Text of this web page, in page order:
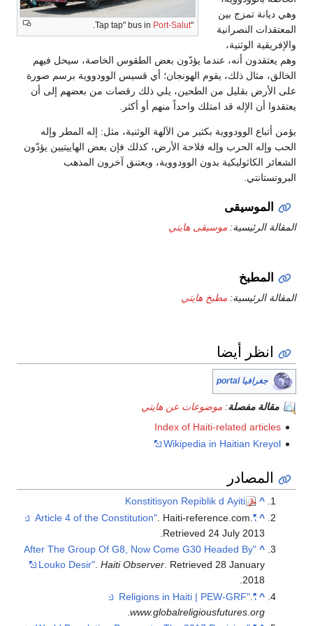
"Tap tap" bus in
Port-Salut
وهي ديانة تمزج بين
المعتقدات النصرانية
والإفريقية الوثنية،
وهم يعتقدون أنه، عندما يؤدّون بعض الطقوس الخاصة، سيحل فيهم
الخالق، مثال ذلك، يقوم الهونجان؛ أي قسيس الوودووية برسم صورة
على الأرض بقليل من الطحين، يلي ذلك رقصات من بعضهم إلى أن
يعتقدوا أن الإله قد امتلك واحداً منهم أو أكثر.
يؤمن أتباع الوودووية بكثير من الآلهة الوثنية، مثل: إله المطر وإله
الحب وإله الحرب وإله فلاحة الأرض، كذلك فإن بعض الهاييتيين يؤدّون
الشعائر الكاثوليكية بدون الوودووية، ويعتنق آخرون المذهب
البروتستانتي.
الموسيقى
المقالة الرئيسية: موسيقى هايتي
المطبخ
المقالة الرئيسية: مطبخ هايتي
انظر أيضا
جغرافيا portal
مقالة مفصلة: موضوعات عن هايتي
Index of Haiti-related articles
Wikipedia in Haitian Kreyol
المصادر
^
Konstitisyon Repiblik d Ayiti
^
"Article 4 of the Constitution"
. Haiti-reference.com .
Retrieved 24 July 2013
^
"After The Group Of G8, Now Come G30 Headed By
Louko Desir" .Haiti Observer . Retrieved 28 January
2018
^
"Religions in Haiti | PEW-GRF"
.
www.globalreligiousfutures.org
.